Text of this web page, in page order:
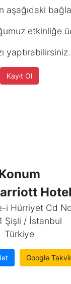
aşağıdaki
etkinliğe
yaptırabilirsiniz.
Kayıt Ol
i Hürriyet Cd
Şişli / İstanbul
Türkiye
Google